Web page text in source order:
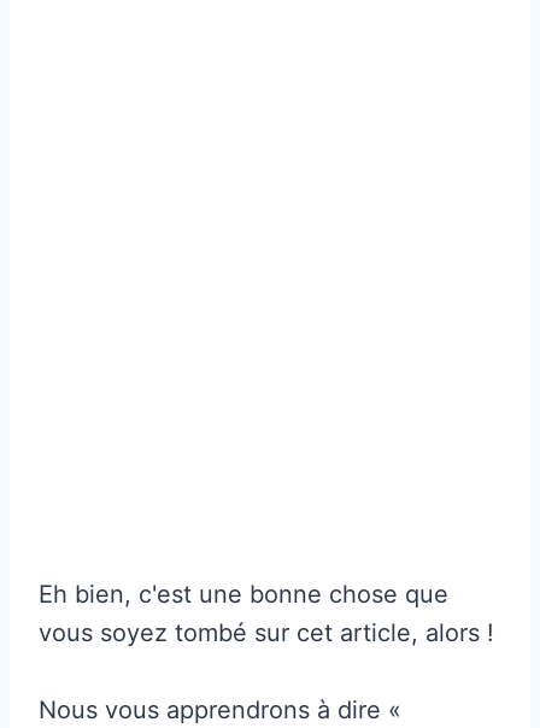
Eh bien, c'est une bonne chose que
vous soyez tombé sur cet article, alors !
Nous vous apprendrons à dire «